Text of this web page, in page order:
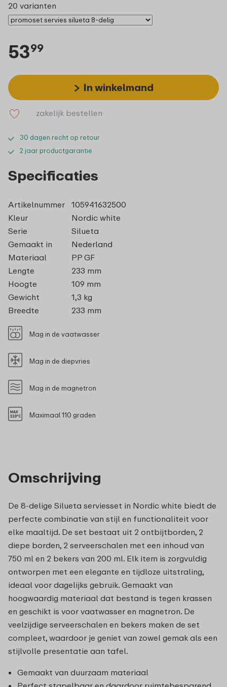
20 varianten
5399
In winkelmand
zakelijk bestellen
30 dagen recht op retour
2 jaar productgarantie
Omschrijving
De 8-delige Silueta serviesset in Nordic white biedt de
perfecte combinatie van stijl en functionaliteit voor
elke maaltijd. De set bestaat uit 2 ontbijtborden, 2
diepe borden, 2 serveerschalen met een inhoud van
750 ml en 2 bekers van 200 ml. Elk item is zorgvuldig
ontworpen met een elegante en tijdloze uitstraling,
ideaal voor dagelijks gebruik. Gemaakt van
hoogwaardig materiaal dat bestand is tegen krassen
en geschikt is voor vaatwasser en magnetron. De
veelzijdige serveerschalen en bekers maken de set
compleet, waardoor je geniet van zowel gemak als een
stijlvolle presentatie aan tafel.
Gemaakt van duurzaam materiaal
Specificaties
Artikelnummer
105941632500
Kleur
Nordic white
Serie
Silueta
Gemaakt in
Nederland
Materiaal
PP GF
Lengte
233 mm
Hoogte
109 mm
Gewicht
1,3 kg
Breedte
233 mm
Mag in de vaatwasser
Mag in de diepvries
Mag in de magnetron
Maximaal 110 graden